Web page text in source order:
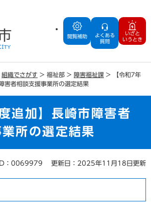
閲覧補助
よくある
質問
いざと
いうとき
組織でさがす > 福祉部 > 障害福祉課 >
【令和7年
害者相談支援事業所の選定結果
追加】長崎市障害者
所の選定結果
：0069979 更新日：2025年11月18日更新